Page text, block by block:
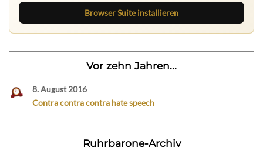
Browser Suite installieren
Vor zehn Jahren...
8. August 2016
Contra contra contra hate speech
Ruhrbarone-Archiv